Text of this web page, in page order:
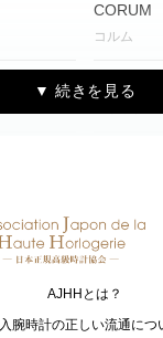
CORUM
コルム
EDOX
HARRY
ハリー・ウ
I.T.A.
アイ･ティ
AJHHとは？
腕時計の正しい流通につ